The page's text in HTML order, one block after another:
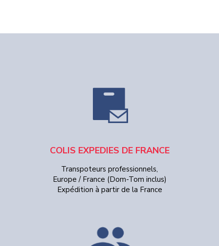
COLIS EXPEDIES DE FRANCE
Transpoteurs professionnels,
Europe / France (Dom-Tom inclus)
Expédition à partir de la France